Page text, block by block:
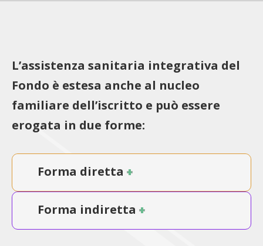
L’assistenza sanitaria integrativa del
Fondo è estesa anche al nucleo
familiare dell’iscritto e può essere
erogata in due forme:
Forma diretta
Forma indiretta